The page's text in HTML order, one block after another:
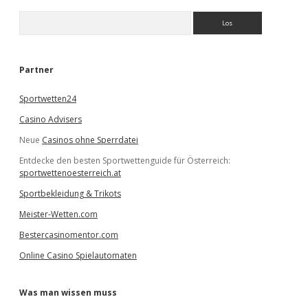
e
Partner
Sportwetten24
Casino Advisers
Neue Casinos ohne Sperrdatei
Entdecke den besten Sportwettenguide für Österreich:
sportwettenoesterreich.at
Sportbekleidung & Trikots
Meister-Wetten.com
Bestercasinomentor.com
Online Casino Spielautomaten
Was man wissen muss